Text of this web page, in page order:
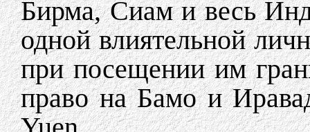
Бирма, Сиам и весь
одной влиятельной
при посещении им
право на Бамо и